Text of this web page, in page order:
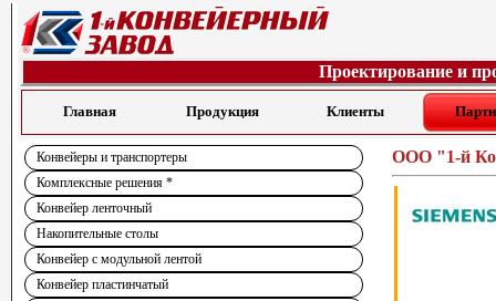
Проектирование и
Главная Продукция Клиенты
Конвейеры и транспортеры
Комплексные решения *
Конвейер ленточный
Накопительные столы
Конвейер с модульной лентой
Конвейер пластинчатый
ООО "1-й